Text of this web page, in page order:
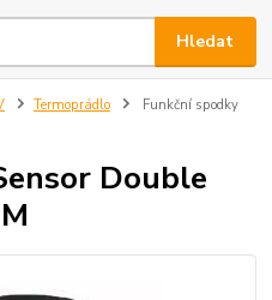
Hledat
Termoprádlo
Funkční spodky
Double